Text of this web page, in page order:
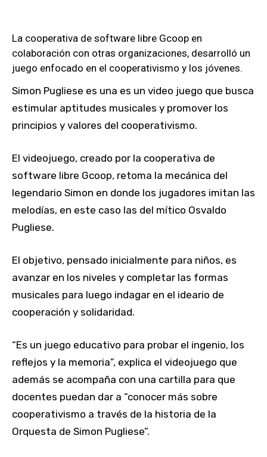
La cooperativa de software libre Gcoop en
colaboración con otras organizaciones, desarrolló un
juego enfocado en el cooperativismo y los jóvenes.
Simon Pugliese es una es un video juego que busca
estimular aptitudes musicales y promover los
principios y valores del cooperativismo.
El videojuego, creado por la cooperativa de
software libre Gcoop, retoma la mecánica del
legendario Simon en donde los jugadores imitan las
melodías, en este caso las del mítico Osvaldo
Pugliese.
El objetivo, pensado inicialmente para niños, es
avanzar en los niveles y completar las formas
musicales para luego indagar en el ideario de
cooperación y solidaridad.
“Es un juego educativo para probar el ingenio, los
reflejos y la memoria”, explica el videojuego que
además se acompaña con una cartilla para que
docentes puedan dar a “conocer más sobre
cooperativismo a través de la historia de la
Orquesta de Simon Pugliese”.